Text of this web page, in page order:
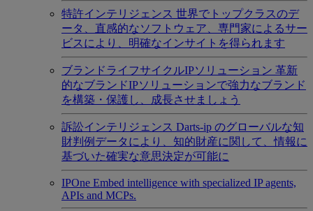
特許インテリジェンス 世界でトップクラスのデ
ータ、直感的なソフトウェア、専門家によるサー
ビスにより、明確なインサイトを得られます
ブランドライフサイクルIPソリューション 革新
的なブランドIPソリューションで強力なブランド
を構築・保護し、成長させましょう
訴訟インテリジェンス Darts-ip のグローバルな知
財判例データにより、知的財産に関して、情報に
基づいた確実な意思決定が可能に
IPOne Embed intelligence with specialized IP agents,
APIs and MCPs.